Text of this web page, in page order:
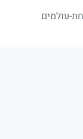
עולמים